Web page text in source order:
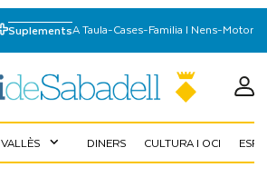
SuplementsA Taula-Cases-Familia I Nens-Motor
VALLÈS expand_more DINERS CULTURA I OCI